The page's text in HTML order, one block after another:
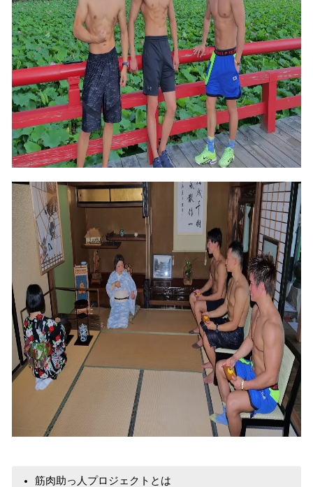
筋肉助っ人プロジェクトとは